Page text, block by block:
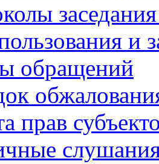
и
обращений
прав